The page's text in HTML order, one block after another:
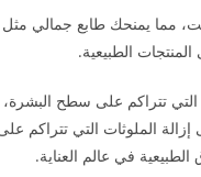
مما يمنحك طابع جمالي مثل
الطبيعية.
التي تتراكم على سطح البشرة،
الملوثات التي تتراكم
في عالم العناية.